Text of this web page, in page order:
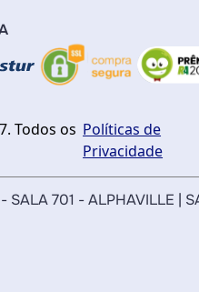
Todos os Políticas de
Privacidade
701 - ALPHAVILLE |